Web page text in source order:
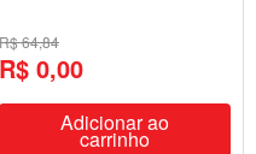
R$ 64,84
R$ 0,00
Adicionar ao
carrinho